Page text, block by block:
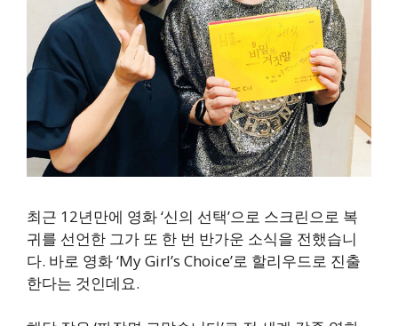
최근 12년만에 영화 ‘신의 선택’으로 스크린으로 복
귀를 선언한 그가 또 한 번 반가운 소식을 전했습니
다. 바로 영화 ‘My Girl’s Choice’로 할리우드로 진출
한다는 것인데요.